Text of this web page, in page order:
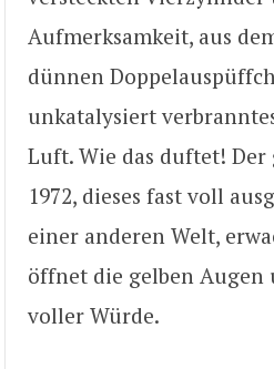
Aufmerksamkeit, aus
dünnen
unkatalysiert
Luft. Wie das duftet!
1972, dieses fast voll
einer anderen Welt,
öffnet die gelben Augen
voller Würde.